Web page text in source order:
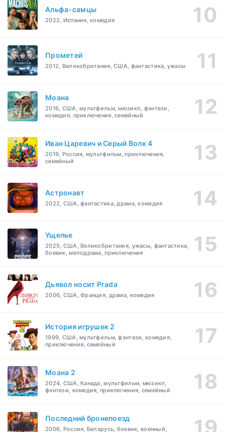
Альфа-самцы
2022, Испания, комедия
Прометей
2012, Великобритания, США, фантастика, ужасы
Моана
2016, США, мультфильм, мюзикл, фэнтези,
комедия, приключения, семейный
Иван Царевич и Серый Волк 4
2019, Россия, мультфильм, приключения,
семейный
Астронавт
2022, США, фантастика, драма, комедия
Ущелье
2025, США, Великобритания, ужасы, фантастика,
боевик, мелодрама, приключения
Дьявол носит Prada
2006, США, Франция, драма, комедия
История игрушек 2
1999, США, мультфильм, фэнтези, комедия,
приключения, семейный
Моана 2
2024, США, Канада, мультфильм, мюзикл,
фэнтези, комедия, приключения, семейный
Последний бронепоезд
2006, Россия, Беларусь, боевик, военный,